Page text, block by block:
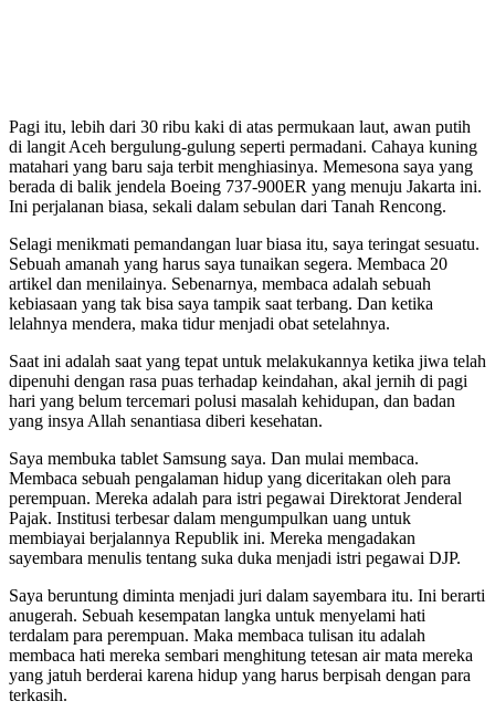
Pagi itu, lebih dari 30 ribu kaki di atas permukaan laut, awan putih
di langit Aceh bergulung-gulung seperti permadani. Cahaya kuning
matahari yang baru saja terbit menghiasinya. Memesona saya yang
berada di balik jendela Boeing 737-900ER yang menuju Jakarta ini.
Ini perjalanan biasa, sekali dalam sebulan dari Tanah Rencong.
Selagi menikmati pemandangan luar biasa itu, saya teringat sesuatu.
Sebuah amanah yang harus saya tunaikan segera. Membaca 20
artikel dan menilainya. Sebenarnya, membaca adalah sebuah
kebiasaan yang tak bisa saya tampik saat terbang. Dan ketika
lelahnya mendera, maka tidur menjadi obat setelahnya.
Saat ini adalah saat yang tepat untuk melakukannya ketika jiwa telah
dipenuhi dengan rasa puas terhadap keindahan, akal jernih di pagi
hari yang belum tercemari polusi masalah kehidupan, dan badan
yang insya Allah senantiasa diberi kesehatan.
Saya membuka tablet Samsung saya. Dan mulai membaca.
Membaca sebuah pengalaman hidup yang diceritakan oleh para
perempuan. Mereka adalah para istri pegawai Direktorat Jenderal
Pajak. Institusi terbesar dalam mengumpulkan uang untuk
membiayai berjalannya Republik ini. Mereka mengadakan
sayembara menulis tentang suka duka menjadi istri pegawai DJP.
Saya beruntung diminta menjadi juri dalam sayembara itu. Ini berarti
anugerah. Sebuah kesempatan langka untuk menyelami hati
terdalam para perempuan. Maka membaca tulisan itu adalah
membaca hati mereka sembari menghitung tetesan air mata mereka
yang jatuh berderai karena hidup yang harus berpisah dengan para
terkasih.